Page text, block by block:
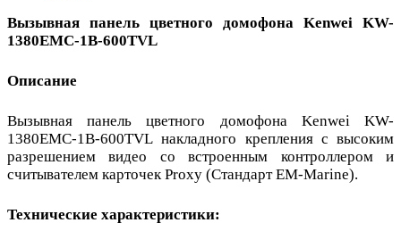
Вызывная панель цветного домофона Kenwei KW-
1380EMC-1B-600TVL
Описание
Вызывная панель цветного домофона Kenwei KW-
1380EMC-1B-600TVL накладного крепления с высоким
разрешением видео со встроенным контроллером и
считывателем карточек Proxy (Стандарт EM-Marine).
Технические характеристики: